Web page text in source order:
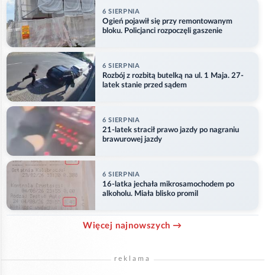
6 SIERPNIA
Ogień pojawił się przy remontowanym
bloku. Policjanci rozpoczęli gaszenie
6 SIERPNIA
Rozbój z rozbitą butelką na ul. 1 Maja. 27-
latek stanie przed sądem
6 SIERPNIA
21-latek stracił prawo jazdy po nagraniu
brawurowej jazdy
6 SIERPNIA
16-latka jechała mikrosamochodem po
alkoholu. Miała blisko promil
Więcej najnowszych →
reklama